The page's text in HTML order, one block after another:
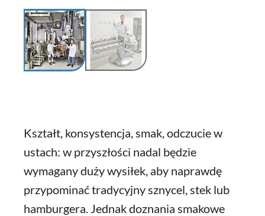
Kształt, konsystencja, smak, odczucie w
ustach: w przyszłości nadal będzie
wymagany duży wysiłek, aby naprawdę
przypominać tradycyjny sznycel, stek lub
hamburgera. Jednak doznania smakowe